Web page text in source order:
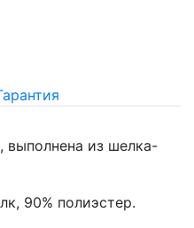
из шелка-
90% полиэстер.